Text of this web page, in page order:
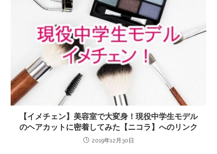
【イメチェン】美容室で大変身！現役中学生モデル
のヘアカットに密着してみた【ニコラ】へのリンク
2019年12月30日